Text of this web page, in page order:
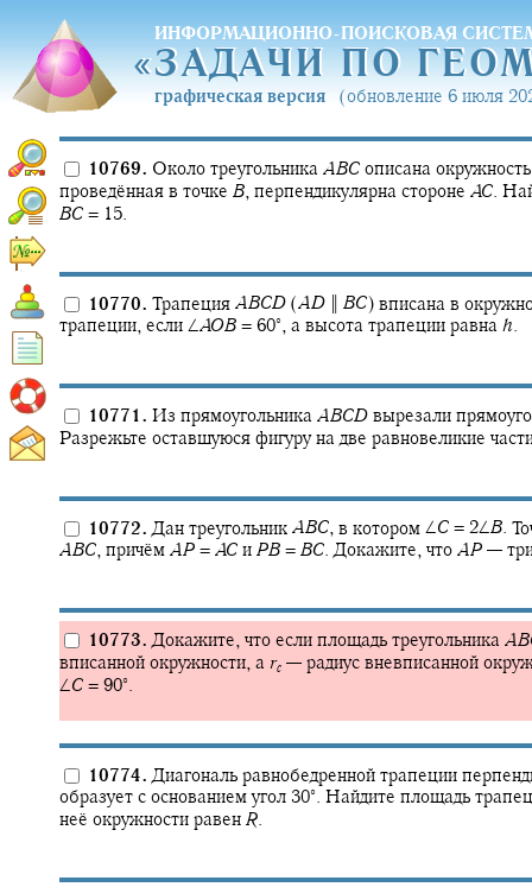
ИНФОРМАЦИОННО-ПОИСКОВАЯ
«ЗАДАЧИ ПО
«ЗАДАЧИ ПО
графическая версия (обновление 6 июля
10769. Около треугольника ABC описана
проведённая в точке B, перпендикулярна стороне AC.
BC = 15.
10770. Трапеция ABCD (AD BC) вписана в
трапеции, если ∠AOB = 60‍∘ , а высота трапеции равна h.
10771. Из прямоугольника ABCD вырезали
Разрежьте оставшуюся фигуру на две равновеликие
10772. Дан треугольник ABC, в котором ∠C = 2∠B.
ABC, причём AP = AC и PB = BC. Докажите, что AP —
10773. Докажите, что если площадь треугольника AB
вписанной окружности, а rc — радиус вневписанной
∠C = 90‍∘ .
10774. Диагональ равнобедренной трапеции
образует с основанием угол 30‍∘ . Найдите площадь
неё окружности равен R.